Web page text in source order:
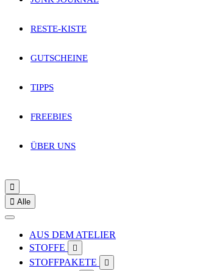
RESTE-KISTE
GUTSCHEINE
TIPPS
FREEBIES
ÜBER UNS

 Alle
AUS DEM ATELIER
STOFFE

STOFFPAKETE 